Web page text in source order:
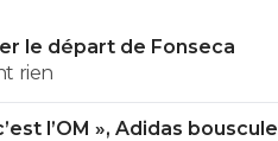
le départ de Fonseca
rien
l’OM », Adidas